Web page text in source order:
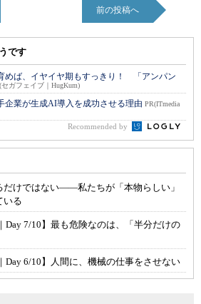
前の投稿へ
です
めば、イヤイヤ期もすっきり！ 「アンパン
セガフェイブ｜HugKum)
業が生成AI導入を成功させる理由 PR(ITmedia
Recommended by
だけではない――私たちが「本物らしい」
いる
｜Day 7/10】最も危険なのは、「半分だけの
｜Day 6/10】人間に、機械の仕事をさせない